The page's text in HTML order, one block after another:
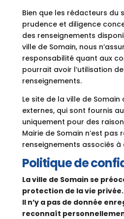
Bien que les rédacteurs du
prudence et diligence
des renseignements
ville de Somain, nous
responsabilité quant aux
pourrait avoir l’utilisation
renseignements.
Le site de la ville de
externes, qui sont fournis
uniquement pour des
Mairie de Somain n’est pas
renseignements associés à
Politique de
La ville de Somain se
protection de la vie privée.
Il n’y a pas de donnée
reconnaît